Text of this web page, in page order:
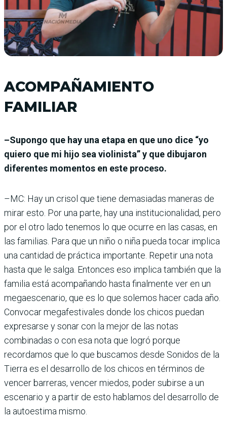
ACOMPAÑAMIENTO
FAMILIAR
–Supongo que hay una etapa en que uno dice “yo
quiero que mi hijo sea violinista” y que dibujaron
diferentes momentos en este proceso.
–MC: Hay un crisol que tiene demasiadas maneras de
mirar esto. Por una parte, hay una institucionalidad, pero
por el otro lado tenemos lo que ocurre en las casas, en
las familias. Para que un niño o niña pueda tocar implica
una cantidad de práctica importante. Repetir una nota
hasta que le salga. Entonces eso implica también que la
familia está acompañando hasta finalmente ver en un
megaescenario, que es lo que solemos hacer cada año.
Convocar megafestivales donde los chicos puedan
expresarse y sonar con la mejor de las notas
combinadas o con esa nota que logró porque
recordamos que lo que buscamos desde Sonidos de la
Tierra es el desarrollo de los chicos en términos de
vencer barreras, vencer miedos, poder subirse a un
escenario y a partir de esto hablamos del desarrollo de
la autoestima mismo.